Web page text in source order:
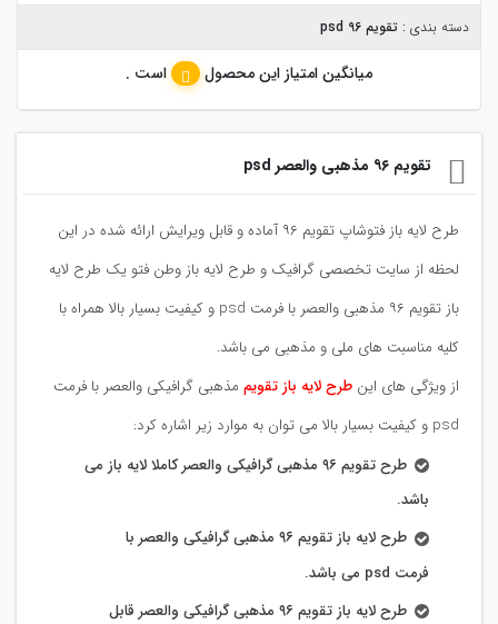
دسته بندی : تقویم 96 psd
میانگین امتیاز این محصول است .
تقویم ۹۶ مذهبی والعصر psd
طرح لایه باز فتوشاپ تقویم ۹۶ آماده و قابل ویرایش ارائه شده در این
لحظه از سایت تخصصی گرافیک و طرح لایه باز وطن فتو یک طرح لایه
باز تقویم ۹۶ مذهبی والعصر با فرمت psd و کیفیت بسیار بالا همراه با
کلیه مناسبت های ملی و مذهبی می باشد.
از ویژگی های این طرح لایه باز تقویم مذهبی گرافیکی والعصر با فرمت
psd و کیفیت بسیار بالا می توان به موارد زیر اشاره کرد:
طرح تقویم ۹۶ مذهبی گرافیکی والعصر کاملا لایه باز می
باشد.
طرح لایه باز تقویم ۹۶ مذهبی گرافیکی والعصر با
فرمت psd می باشد.
طرح لایه باز تقویم ۹۶ مذهبی گرافیکی والعصر قابل